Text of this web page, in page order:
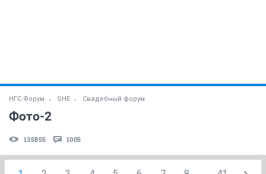
НГС.Форум SHE Свадебный форум
Фото-2
135855 1005